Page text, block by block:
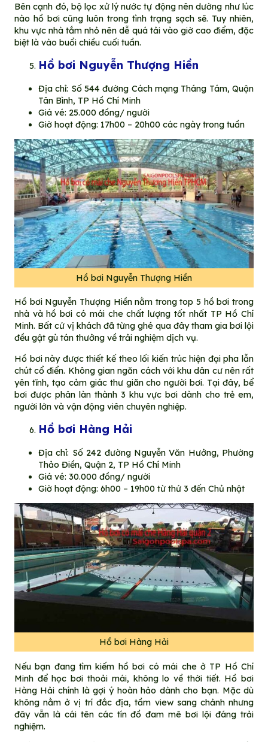
Bên cạnh đó, bộ lọc xử lý nước tự động nên dường như lúc
nào hồ bơi cũng luôn trong tình trạng sạch sẽ. Tuy nhiên,
khu vực nhà tắm nhỏ nên dễ quá tải vào giờ cao điểm, đặc
biệt là vào buổi chiều cuối tuần.
Hồ bơi Nguyễn Thượng Hiền
Địa chỉ: Số 544 đường Cách mạng Tháng Tám, Quận
Tân Bình, TP Hồ Chí Minh
Giá vé: 25.000 đồng/ người
Giờ hoạt động: 17h00 – 20h00 các ngày trong tuần
Hồ bơi Nguyễn Thượng Hiền
Hồ bơi Nguyễn Thượng Hiền nằm trong top 5 hồ bơi trong
nhà và hồ bơi có mái che chất lượng tốt nhất TP Hồ Chí
Minh. Bất cứ vị khách đã từng ghé qua đây tham gia bơi lội
đều gật gù tán thưởng về trải nghiệm dịch vụ.
Hồ bơi này được thiết kế theo lối kiến trúc hiện đại pha lẫn
chút cổ điển. Không gian ngăn cách với khu dân cư nên rất
yên tĩnh, tạo cảm giác thư giãn cho người bơi. Tại đây, bể
bơi được phân làn thành 3 khu vực bơi dành cho trẻ em,
người lớn và vận động viên chuyên nghiệp.
Hồ bơi Hàng Hải
Địa chỉ: Số 242 đường Nguyễn Văn Hưởng, Phường
Thảo Điền, Quận 2, TP Hồ Chí Minh
Giá vé: 30.000 đồng/ người
Giờ hoạt động: 6h00 – 19h00 từ thứ 3 đến Chủ nhật
Hồ bơi Hàng Hải
Nếu bạn đang tìm kiếm hồ bơi có mái che ở TP Hồ Chí
Minh để học bơi thoải mái, không lo về thời tiết. Hồ bơi
Hàng Hải chính là gợi ý hoàn hảo dành cho bạn. Mặc dù
không nằm ở vị trí đắc địa, tầm view sang chảnh nhưng
đây vẫn là cái tên các tín đồ đam mê bơi lội đáng trải
nghiệm.